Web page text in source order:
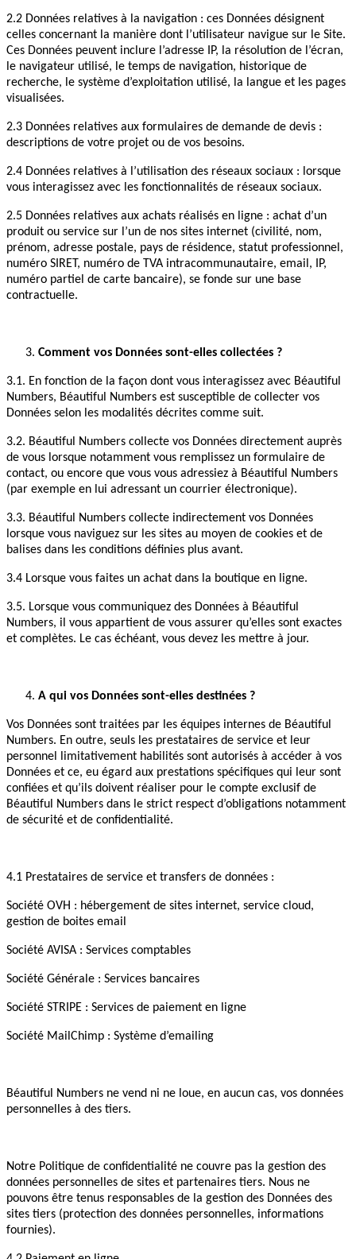
2.2 Données relatives à la navigation : ces Données désignent
celles concernant la manière dont l’utilisateur navigue sur le Site.
Ces Données peuvent inclure l’adresse IP, la résolution de l’écran,
le navigateur utilisé, le temps de navigation, historique de
recherche, le système d’exploitation utilisé, la langue et les pages
visualisées.
2.3 Données relatives aux formulaires de demande de devis :
descriptions de votre projet ou de vos besoins.
2.4 Données relatives à l’utilisation des réseaux sociaux : lorsque
vous interagissez avec les fonctionnalités de réseaux sociaux.
2.5 Données relatives aux achats réalisés en ligne : achat d’un
produit ou service sur l’un de nos sites internet (civilité, nom,
prénom, adresse postale, pays de résidence, statut professionnel,
numéro SIRET, numéro de TVA intracommunautaire, email, IP,
numéro partiel de carte bancaire), se fonde sur une base
contractuelle.
Comment vos Données sont-elles collectées ?
3.1. En fonction de la façon dont vous interagissez avec Béautiful
Numbers, Béautiful Numbers est susceptible de collecter vos
Données selon les modalités décrites comme suit.
3.2. Béautiful Numbers collecte vos Données directement auprès
de vous lorsque notamment vous remplissez un formulaire de
contact, ou encore que vous vous adressiez à Béautiful Numbers
(par exemple en lui adressant un courrier électronique).
3.3. Béautiful Numbers collecte indirectement vos Données
lorsque vous naviguez sur les sites au moyen de cookies et de
balises dans les conditions définies plus avant.
3.4 Lorsque vous faites un achat dans la boutique en ligne.
3.5. Lorsque vous communiquez des Données à Béautiful
Numbers, il vous appartient de vous assurer qu’elles sont exactes
et complètes. Le cas échéant, vous devez les mettre à jour.
A qui vos Données sont-elles destinées ?
Vos Données sont traitées par les équipes internes de Béautiful
Numbers. En outre, seuls les prestataires de service et leur
personnel limitativement habilités sont autorisés à accéder à vos
Données et ce, eu égard aux prestations spécifiques qui leur sont
confiées et qu’ils doivent réaliser pour le compte exclusif de
Béautiful Numbers dans le strict respect d’obligations notamment
de sécurité et de confidentialité.
4.1 Prestataires de service et transfers de données :
Société OVH : hébergement de sites internet, service cloud,
gestion de boites email
Société AVISA : Services comptables
Société Générale : Services bancaires
Société STRIPE : Services de paiement en ligne
Société MailChimp : Système d’emailing
Béautiful Numbers ne vend ni ne loue, en aucun cas, vos données
personnelles à des tiers.
Notre Politique de confidentialité ne couvre pas la gestion des
données personnelles de sites et partenaires tiers. Nous ne
pouvons être tenus responsables de la gestion des Données des
sites tiers (protection des données personnelles, informations
fournies).